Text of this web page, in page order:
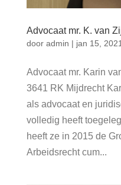
Advocaat mr. K. van
door admin | jan 15,
Advocaat mr. Karin
3641 RK Mijdrecht
als advocaat en
volledig heeft
heeft ze in 2015 de
Arbeidsrecht cum...